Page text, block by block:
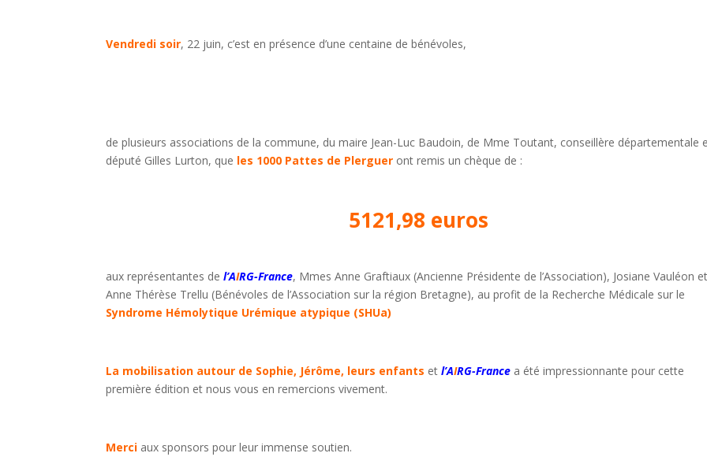
Vendredi soir, 22 juin, c’est en présence d’une centaine de bénévoles,
de plusieurs associations de la commune, du maire Jean-Luc Baudoin, de Mme Toutant, conseillère départementale
député Gilles Lurton, que les 1000 Pattes de Plerguer ont remis un chèque de :
5121,98 euros
aux représentantes del’AIRG-France, Mmes Anne Graftiaux (Ancienne Présidente de l’Association), Josiane Vauléon et
Anne Thérèse Trellu (Bénévoles de l’Association sur la région Bretagne), au profit de la Recherche Médicale sur le
Syndrome Hémolytique Urémique atypique (SHUa)
La mobilisation autour de Sophie, Jérôme, leurs enfants etl’AIRG-France a été impressionnante pour cette
première édition et nous vous en remercions vivement.
Merci aux sponsors pour leur immense soutien.